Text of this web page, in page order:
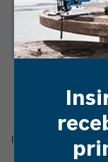
Conta com
que
Informações do